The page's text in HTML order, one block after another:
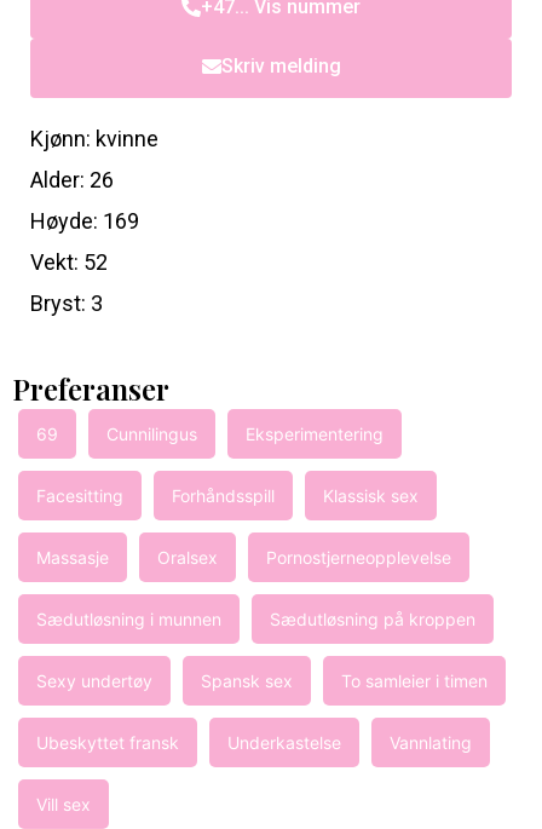
+47... Vis nummer
Skriv melding
Kjønn: kvinne
Alder: 26
Høyde: 169
Vekt: 52
Bryst: 3
Preferanser
69 Cunnilingus Eksperimentering
Facesitting Forhåndsspill Klassisk sex
Massasje Oralsex Pornostjerneopplevelse
Sædutløsning i munnen Sædutløsning på kroppen
Sexy undertøy Spansk sex To samleier i timen
Ubeskyttet fransk Underkastelse Vannlating
Vill sex